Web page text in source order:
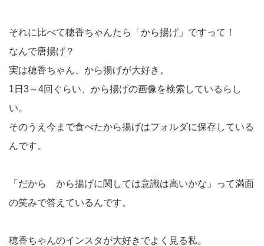
それに比べて穂香ちゃんたら「から揚げ」ですって！
なんで唐揚げ？
実は穂香ちゃん、から揚げが大好き。
1日3～4回ぐらい、から揚げの画像を検索しているらし
い。
そのうえ今まで食べたから揚げはフォルダに保存している
んです。
「だから から揚げに関しては意識は高いかな」って満面
の笑みで答えているんです。
穂香ちゃんのインスタが大好きでよく見る私。